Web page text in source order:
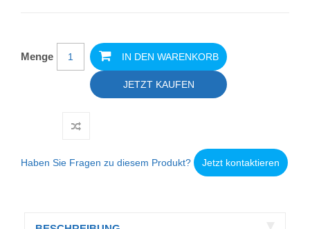
Menge IN DEN WARENKORB
JETZT KAUFEN
Haben Sie Fragen zu diesem Produkt? Jetzt kontaktieren